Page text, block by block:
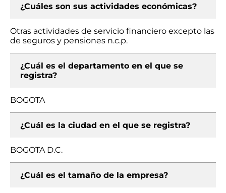
¿Cuáles son sus actividades económicas?
Otras actividades de servicio financiero excepto las
de seguros y pensiones n.c.p.
¿Cuál es el departamento en el que se
registra?
BOGOTA
¿Cuál es la ciudad en el que se registra?
BOGOTA D.C.
¿Cuál es el tamaño de la empresa?